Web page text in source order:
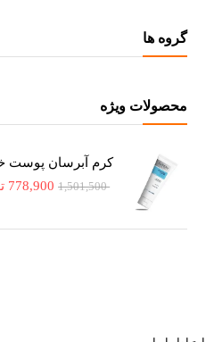
گروه ها
محصولات ویژه
کرم آبرسان پوست خشک
1,501,500
778,900